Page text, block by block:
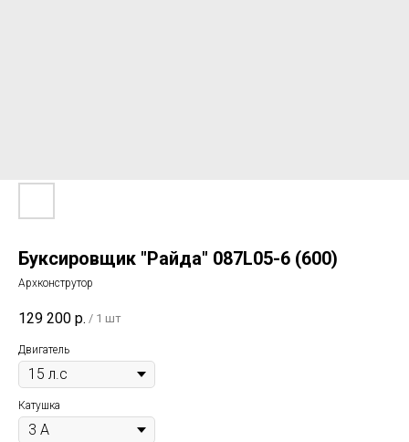
Буксировщик "Райда" 087L05-6 (600)
Архконструтор
129 200 р. / 1 шт
Двигатель
Катушка